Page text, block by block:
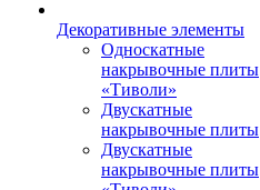
Декоративные элементы
Односкатные
накрывочные плиты
«Тиволи»
Двускатные
накрывочные плиты
Двускатные
накрывочные плиты